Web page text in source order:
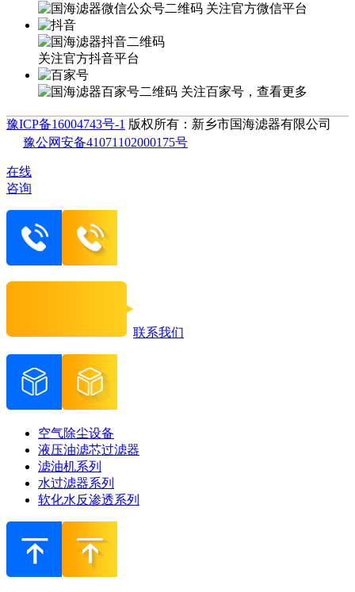
关注官方微信平台
关注官方抖音平台
关注百家号，查看更多
豫ICP备16004743号-1 版权所有：新乡市国海滤器有限公司
豫公网安备41071102000175号
在线
咨询
联系我们
空气除尘设备
液压油滤芯过滤器
滤油机系列
水过滤器系列
软化水反渗透系列